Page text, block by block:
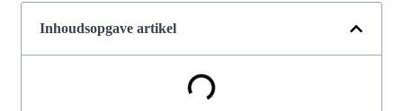
Inhoudsopgave artikel